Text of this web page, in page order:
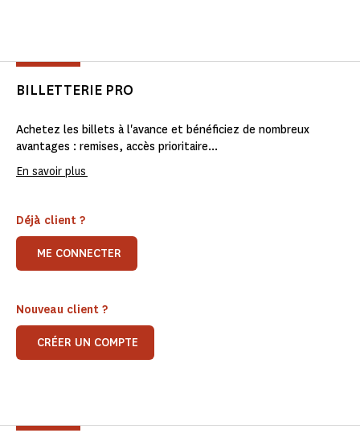
BILLETTERIE PRO
Achetez les billets à l'avance et bénéficiez de nombreux
avantages : remises, accès prioritaire...
En savoir plus
Déjà client ?
ME CONNECTER
Nouveau client ?
CRÉER UN COMPTE